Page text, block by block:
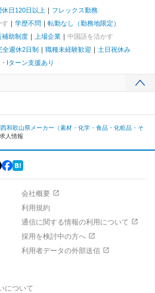
休日120日以上
フレックス勤務
す 学歴不問
転勤なし（勤務地限定）
補助制度 上場企業
中国語を活かす
全週休2日制 職種未経験歓迎
土日祝休み
Iターン支援あり
西和歌山県 メーカー（素材・化学・食品・化粧品・そ
人情報
会社概要
利用規約
通信に関する情報の利用について
採用を検討中の方へ
利用者データの外部送信
について